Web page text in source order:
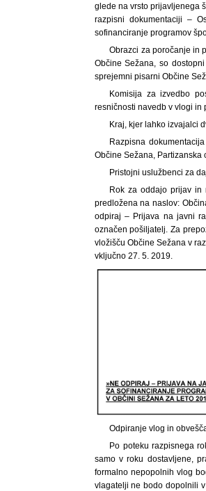
glede na vrsto prijavljenega
razpisni dokumentaciji –
sofinanciranje programov
Obrazci za poročanje in
Občine Sežana, so
sprejemni pisarni Občine
Komisija za izvedbo
resničnosti navedb v vlogi in
Kraj, kjer lahko izvajalci
Razpisna
Občine Sežana, Partizanska
Pristojni uslužbenci za
Rok za oddajo prijav in
predložena na naslov:
odpiraj – Prijava na javni
označen pošiljatelj. Za
vložišču Občine Sežana v
vključno 27. 5. 2019.
Odpiranje vlog in
Po poteku razpisnega
samo v roku dostavljene,
formalno nepopolnih vlog
vlagatelji ne bodo dopolnili